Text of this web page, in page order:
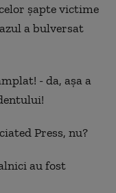
șapte victime
a bulversat
- da, așa a
Press, nu?
au fost